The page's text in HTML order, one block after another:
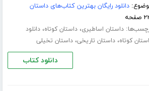
دانلود رایگان بهترین کتاب‌های داستان
داستان اساطیری،داستان کوتاه،دانلود
کوتاه،داستان تاریخی،داستان تخیلی
دانلود کتاب